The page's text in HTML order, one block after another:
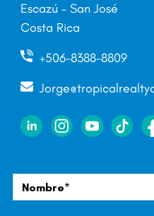
Escazú – San José
Costa Rica
+506-8388-8809